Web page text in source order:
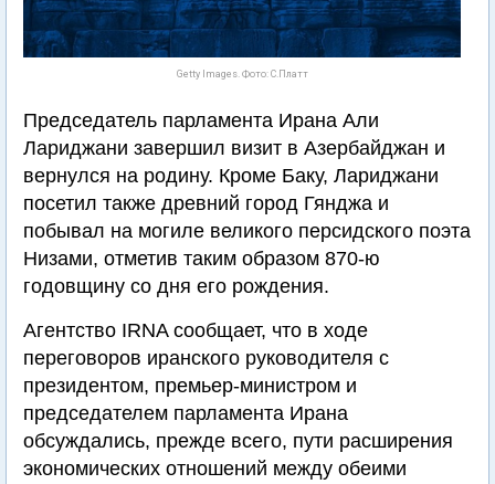
Getty Images. Фото: С.Платт
Председатель парламента Ирана Али
Лариджани завершил визит в Азербайджан и
вернулся на родину. Кроме Баку, Лариджани
посетил также древний город Гянджа и
побывал на могиле великого персидского поэта
Низами, отметив таким образом 870-ю
годовщину со дня его рождения.
Агентство IRNA сообщает, что в ходе
переговоров иранского руководителя с
президентом, премьер-министром и
председателем парламента Ирана
обсуждались, прежде всего, пути расширения
экономических отношений между обеими